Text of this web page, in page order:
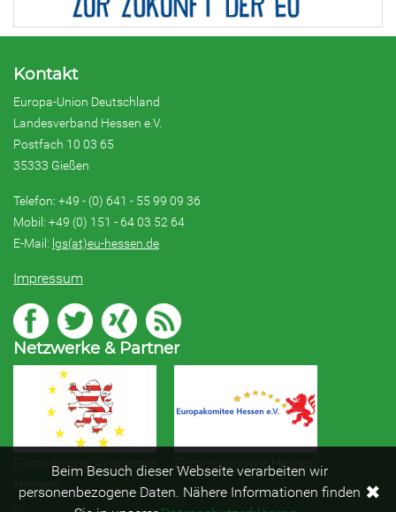
Kontakt
Europa-Union Deutschland
Landesverband Hessen e.V.
Postfach 10 03 65
35333 Gießen
Telefon: +49 - (0) 641 - 55 99 09 36
Mobil: +49 (0) 151 - 64 03 52 64
E-Mail: lgs(at)eu-hessen.de
Impressum
Netzwerke & Partner
Europäische Akademie
Europakomitee Hessen
Beim Besuch dieser Webseite verarbeiten wir
personenbezogene Daten. Nähere Informationen finden ✖